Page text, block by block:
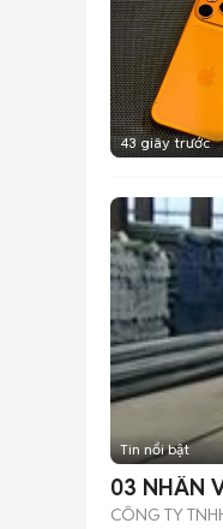
43 giây trước
Tin nổi bật
03 NHÂN
CÔNG TY